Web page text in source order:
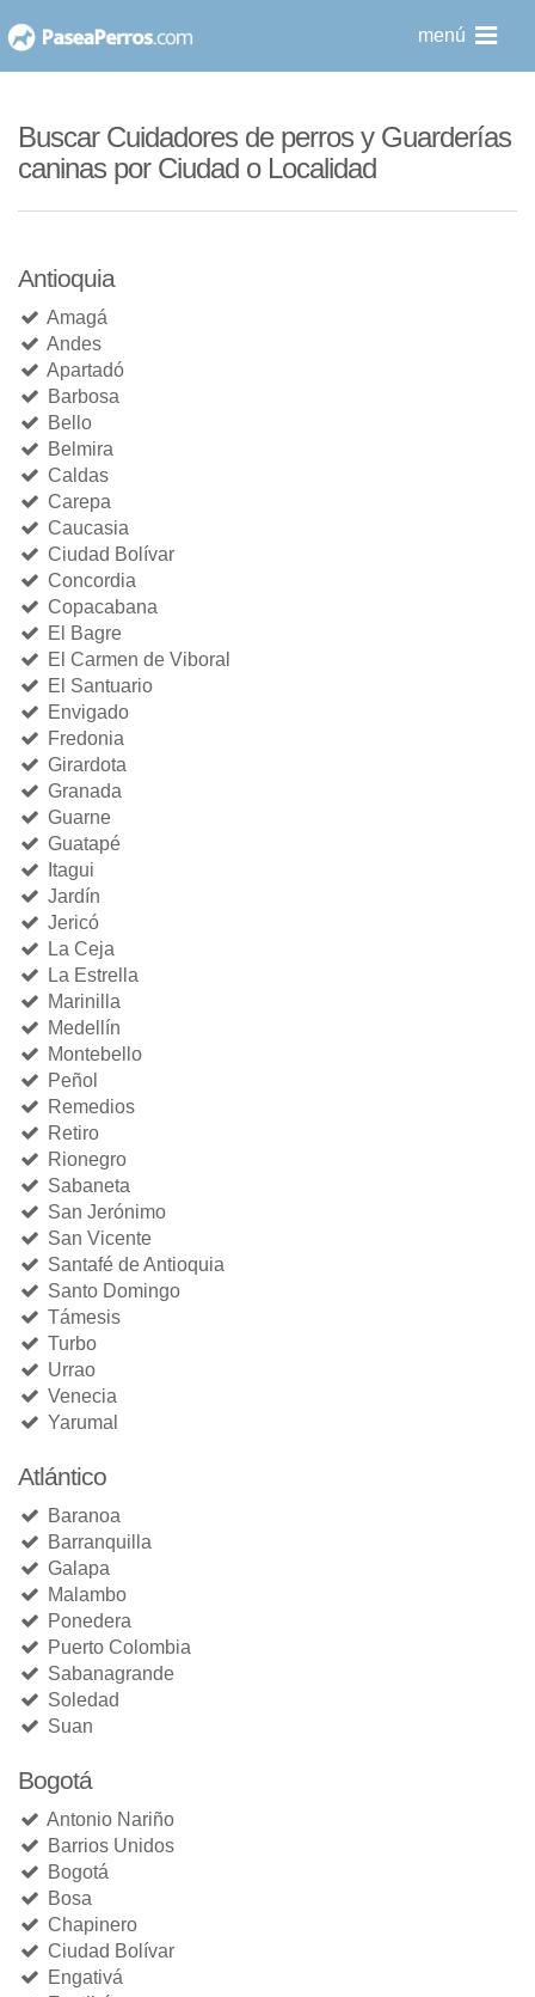
al
menú
Buscar Cuidadores de perros y Guarderías
caninas por Ciudad o Localidad
Antioquia
Amagá
Andes
Apartadó
Barbosa
Bello
Belmira
Caldas
Carepa
Caucasia
Ciudad Bolívar
Concordia
Copacabana
El Bagre
El Carmen de Viboral
El Santuario
Envigado
Fredonia
Girardota
Granada
Guarne
Guatapé
Itagui
Jardín
Jericó
La Ceja
La Estrella
Marinilla
Medellín
Montebello
Peñol
Remedios
Retiro
Rionegro
Sabaneta
San Jerónimo
San Vicente
Santafé de Antioquia
Santo Domingo
Támesis
Turbo
Urrao
Venecia
Yarumal
Atlántico
Baranoa
Barranquilla
Galapa
Malambo
Ponedera
Puerto Colombia
Sabanagrande
Soledad
Suan
Bogotá
Antonio Nariño
Barrios Unidos
Bogotá
Bosa
Chapinero
Ciudad Bolívar
Engativá